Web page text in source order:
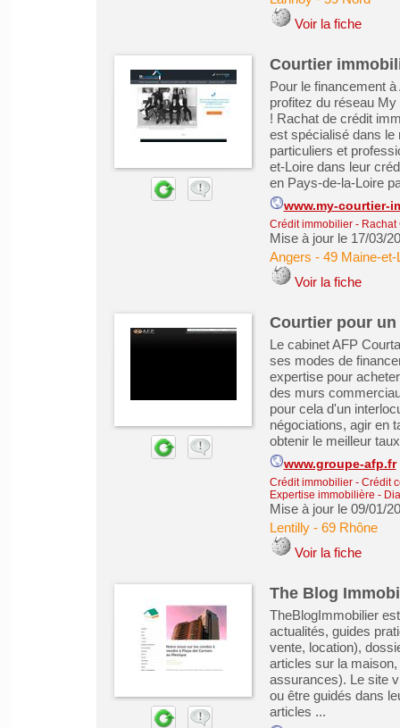
Voir la fiche
Courtier
Pour le financement
profitez du réseau
! Rachat de crédit
est spécialisé dans le
particuliers et
et-Loire dans leur
en Pays-de-la-Loire
www.my-courtier-
Crédit immobilier- Rachat
Mise à jour le 17/03/
Angers - 49 Maine-et-
Voir la fiche
Courtier pour un
Le cabinet AFP
ses modes de
expertise pour
des murs
pour cela d'un
négociations, agir en
obtenir le meilleur
www.groupe-afp.fr
Crédit immobilier- Crédit
Expertise immobilière -
Mise à jour le 09/01/
Lentilly- 69 Rhône
Voir la fiche
The Blog
TheBlogImmobilier
actualités, guides
vente, location),
articles sur la
assurances). Le site
ou être guidés dans
articles ...